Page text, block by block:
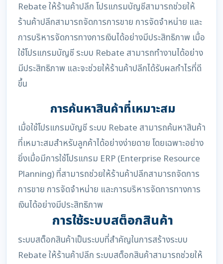
Rebate ให้ร้านค้าปลีก โปรแกรมบัญชีสามารถช่วยให้
ร้านค้าปลีกสามารถจัดการการขาย การจัดจำหน่าย และ
การบริหารจัดการทางการเงินได้อย่างมีประสิทธิภาพ เมื่อ
ใช้โปรแกรมบัญชี ระบบ Rebate สามารถทำงานได้อย่าง
มีประสิทธิภาพ และจะช่วยให้ร้านค้าปลีกได้รับผลกำไรที่ดี
ขึ้น
การค้นหาสินค้าที่เหมาะสม
เมื่อใช้โปรแกรมบัญชี ระบบ Rebate สามารถค้นหาสินค้า
ที่เหมาะสมสำหรับลูกค้าได้อย่างง่ายดาย โดยเฉพาะอย่าง
ยิ่งเมื่อมีการใช้โปรแกรม ERP (Enterprise Resource
Planning) ที่สามารถช่วยให้ร้านค้าปลีกสามารถจัดการ
การขาย การจัดจำหน่าย และการบริหารจัดการทางการ
เงินได้อย่างมีประสิทธิภาพ
การใช้ระบบสต็อกสินค้า
ระบบสต็อกสินค้าเป็นระบบที่สำคัญในการสร้างระบบ
Rebate ให้ร้านค้าปลีก ระบบสต็อกสินค้าสามารถช่วยให้